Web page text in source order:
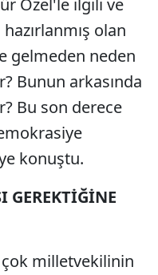
Özel'le ilgili ve
olan
gelmeden neden
Bunun arkasında
Bu son derece
konuştu.
çok milletvekilinin